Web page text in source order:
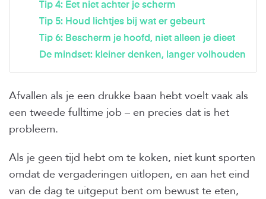
Tip 4: Eet niet achter je scherm
Tip 5: Houd lichtjes bij wat er gebeurt
Tip 6: Bescherm je hoofd, niet alleen je dieet
De mindset: kleiner denken, langer volhouden
Afvallen als je een drukke baan hebt voelt vaak als
een tweede fulltime job – en precies dat is het
probleem.
Als je geen tijd hebt om te koken, niet kunt sporten
omdat de vergaderingen uitlopen, en aan het eind
van de dag te uitgeput bent om bewust te eten,